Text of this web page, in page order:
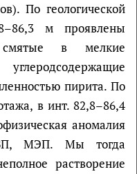
По геологической
м проявлены
смятые в мелкие
пирита. По
в инт. 82,8–86,4
аномалия
МЭП. Мы тогда
растворение